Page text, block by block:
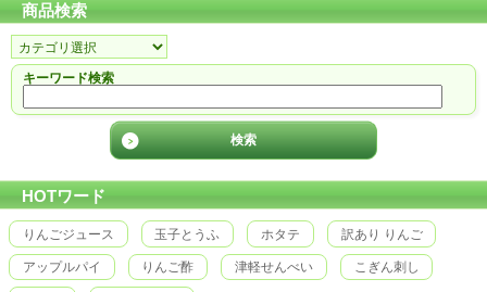
商品検索
キーワード検索
HOTワード
りんごジュース 玉子とうふ ホタテ 訳あり りんご
アップルパイ りんご酢 津軽せんべい こぎん刺し